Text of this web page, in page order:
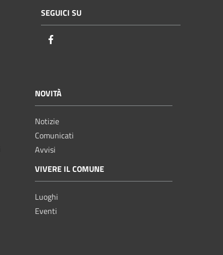
SEGUICI SU
NOVITÀ
Notizie
Comunicati
Avvisi
VIVERE IL COMUNE
Luoghi
Eventi